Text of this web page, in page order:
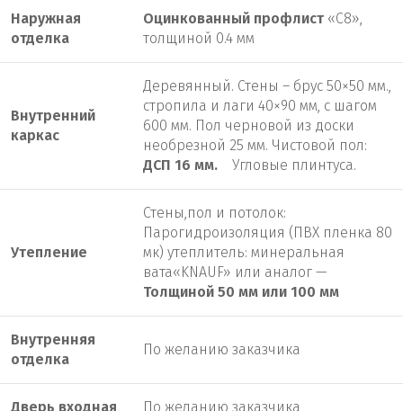
Наружная
отделка
Оцинкованный профлист «С8»,
толщиной 0.4 мм
Внутренний
каркас
Деревянный. Стены – брус 50×50 мм.,
стропила и лаги 40×90 мм, с шагом
600 мм. Пол черновой из доски
необрезной 25 мм. Чистовой пол:
ДСП 16 мм. Угловые плинтуса.
Утепление
Стены,пол и потолок:
Парогидроизоляция (ПВХ пленка 80
мк) утеплитель: минеральная
вата«KNAUF» или аналог —
Толщиной 50 мм или 100 мм
Внутренняя
отделка
По желанию заказчика
Дверь входная По желанию заказчика